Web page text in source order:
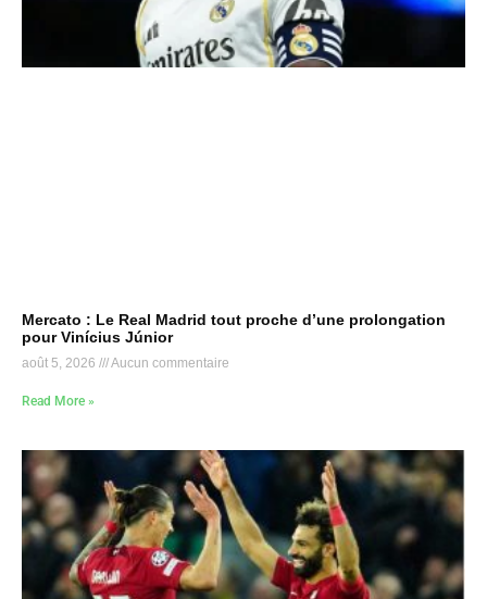
Mercato : Le Real Madrid tout proche d’une prolongation
pour Vinícius Júnior
août 5, 2026 Aucun commentaire
Read More »